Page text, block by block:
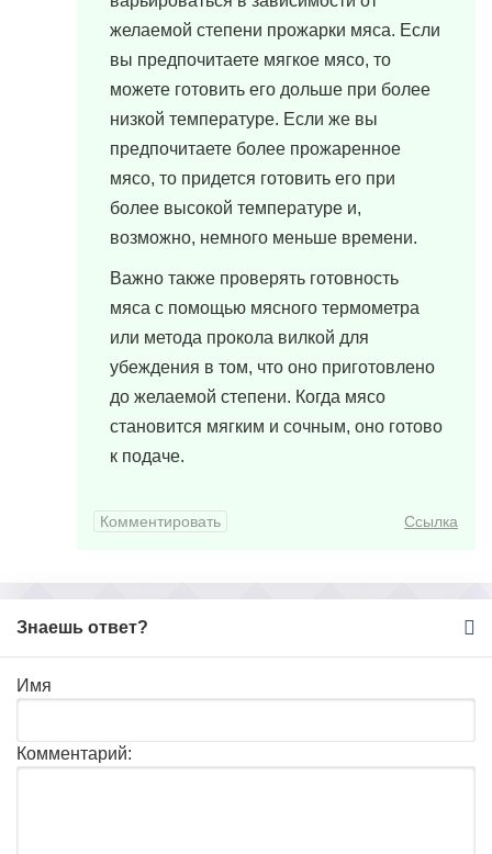
желаемой степени прожарки мяса. Если
вы предпочитаете мягкое мясо, то
можете готовить его дольше при более
низкой температуре. Если же вы
предпочитаете более прожаренное
мясо, то придется готовить его при
более высокой температуре и,
возможно, немного меньше времени.
Важно также проверять готовность
мяса с помощью мясного термометра
или метода прокола вилкой для
убеждения в том, что оно приготовлено
до желаемой степени. Когда мясо
становится мягким и сочным, оно готово
к подаче.
Комментировать Ссылка
Знаешь ответ?
Имя
Комментарий: